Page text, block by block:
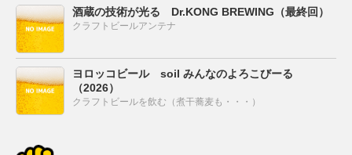
酒蔵の技術が光る Dr.KONG BREWING（最終回）
クラフトビールアンテナ
ヨロッコビール soil みんなのよろこびーる
（2026）
クラフトビールを飲む（煮干蕎麦も・・・）